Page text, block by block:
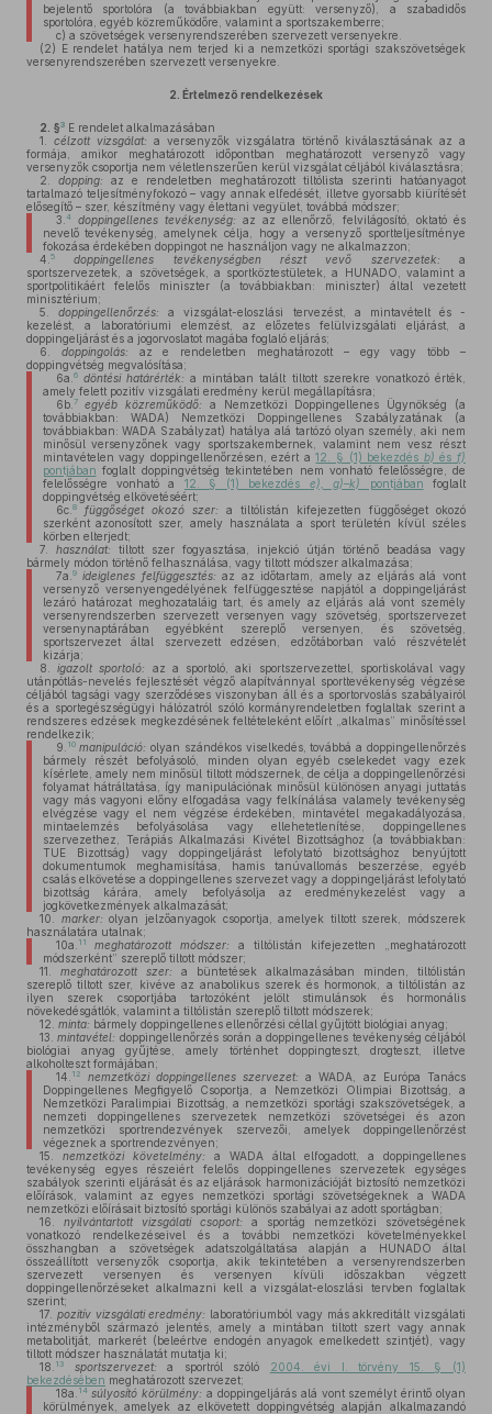
bejelentő sportolóra (a továbbiakban együtt: versenyző), a szabadidős
sportolóra, egyéb közreműködőre, valamint a sportszakemberre;
c) a szövetségek versenyrendszerében szervezett versenyekre.
(2) E rendelet hatálya nem terjed ki a nemzetközi sportági szakszövetségek
versenyrendszerében szervezett versenyekre.
2. Értelmező rendelkezések
2. §3 E rendelet alkalmazásában
1.
célzott vizsgálat: a versenyzők vizsgálatra történő kiválasztásának az a
formája, amikor meghatározott időpontban meghatározott versenyző vagy
versenyzők csoportja nem véletlenszerűen kerül vizsgálat céljából kiválasztásra;
2.
dopping: az e rendeletben meghatározott tiltólista szerinti hatóanyagot
tartalmazó teljesítményfokozó – vagy annak elfedését, illetve gyorsabb kiürítését
elősegítő – szer, készítmény vagy élettani vegyület, továbbá módszer;
3. 4 doppingellenes tevékenység: az az ellenőrző, felvilágosító, oktató és
nevelő tevékenység, amelynek célja, hogy a versenyző sportteljesítménye
fokozása érdekében doppingot ne használjon vagy ne alkalmazzon;
4. 5 doppingellenes tevékenységben részt vevő szervezetek: a
sportszervezetek, a szövetségek, a sportköztestületek, a HUNADO, valamint a
sportpolitikáért felelős miniszter (a továbbiakban: miniszter) által vezetett
minisztérium;
5.
doppingellenőrzés: a vizsgálat-eloszlási tervezést, a mintavételt és -
kezelést, a laboratóriumi elemzést, az előzetes felülvizsgálati eljárást, a
doppingeljárást és a jogorvoslatot magába foglaló eljárás;
6.
doppingolás: az e rendeletben meghatározott – egy vagy több –
doppingvétség megvalósítása;
6a. 6 döntési határérték: a mintában talált tiltott szerekre vonatkozó érték,
amely felett pozitív vizsgálati eredmény kerül megállapításra;
6b. 7 egyéb közreműködő: a Nemzetközi Doppingellenes Ügynökség (a
továbbiakban: WADA) Nemzetközi Doppingellenes Szabályzatának (a
továbbiakban: WADA Szabályzat) hatálya alá tartózó olyan személy, aki nem
minősül versenyzőnek vagy sportszakembernek, valamint nem vesz részt
mintavételen vagy doppingellenőrzésen, ezért a12. § (1) bekezdés b) ésf)
pontjában foglalt doppingvétség tekintetében nem vonható felelősségre, de
felelősségre vonható a 12. § (1) bekezdés e), g)–k) pontjában foglalt
doppingvétség elkövetéséért;
6c. 8 függőséget okozó szer: a tiltólistán kifejezetten függőséget okozó
szerként azonosított szer, amely használata a sport területén kívül széles
körben elterjedt;
7.
használat: tiltott szer fogyasztása, injekció útján történő beadása vagy
bármely módon történő felhasználása, vagy tiltott módszer alkalmazása;
7a. 9 ideiglenes felfüggesztés: az az időtartam, amely az eljárás alá vont
versenyző versenyengedélyének felfüggesztése napjától a doppingeljárást
lezáró határozat meghozataláig tart, és amely az eljárás alá vont személy
versenyrendszerben szervezett versenyen vagy szövetség, sportszervezet
versenynaptárában egyébként szereplő versenyen, és szövetség,
sportszervezet által szervezett edzésen, edzőtáborban való részvételét
kizárja;
8.
igazolt sportoló:
az a sportoló, aki sportszervezettel, sportiskolával vagy
utánpótlás-nevelés fejlesztését végző alapítvánnyal sporttevékenység végzése
céljából tagsági vagy szerződéses viszonyban áll és a sportorvoslás szabályairól
és a sportegészségügyi hálózatról szóló kormányrendeletben foglaltak szerint a
rendszeres edzések megkezdésének feltételeként előírt „alkalmas” minősítéssel
rendelkezik;
9. 10 manipuláció: olyan szándékos viselkedés, továbbá a doppingellenőrzés
bármely részét befolyásoló, minden olyan egyéb cselekedet vagy ezek
kísérlete, amely nem minősül tiltott módszernek, de célja a doppingellenőrzési
folyamat hátráltatása, így manipulációnak minősül különösen anyagi juttatás
vagy más vagyoni előny elfogadása vagy felkínálása valamely tevékenység
elvégzése vagy el nem végzése érdekében, mintavétel megakadályozása,
mintaelemzés befolyásolása vagy ellehetetlenítése, doppingellenes
szervezethez, Terápiás Alkalmazási Kivétel Bizottsághoz (a továbbiakban:
TUE Bizottság) vagy doppingeljárást lefolytató bizottsághoz benyújtott
dokumentumok meghamisítása, hamis tanúvallomás beszerzése, egyéb
csalás elkövetése a doppingellenes szervezet vagy a doppingeljárást lefolytató
bizottság kárára, amely befolyásolja az eredménykezelést vagy a
jogkövetkezmények alkalmazását;
10.
marker: olyan jelzőanyagok csoportja, amelyek tiltott szerek, módszerek
használatára utalnak;
10a. 11 meghatározott módszer:
a tiltólistán kifejezetten „meghatározott
módszerként” szereplő tiltott módszer;
11.
meghatározott szer: a büntetések alkalmazásában minden, tiltólistán
szereplő tiltott szer, kivéve az anabolikus szerek és hormonok, a tiltólistán az
ilyen szerek csoportjába tartozóként jelölt stimulánsok és hormonális
növekedésgátlók, valamint a tiltólistán szereplő tiltott módszerek;
12. minta: bármely doppingellenes ellenőrzési céllal gyűjtött biológiai anyag;
13.
mintavétel: doppingellenőrzés során a doppingellenes tevékenység céljából
biológiai anyag gyűjtése, amely történhet doppingteszt, drogteszt, illetve
alkoholteszt formájában;
14. 12 nemzetközi doppingellenes szervezet: a WADA, az Európa Tanács
Doppingellenes Megfigyelő Csoportja, a Nemzetközi Olimpiai Bizottság, a
Nemzetközi Paralimpiai Bizottság, a nemzetközi sportági szakszövetségek, a
nemzeti doppingellenes szervezetek nemzetközi szövetségei és azon
nemzetközi sportrendezvények szervezői, amelyek doppingellenőrzést
végeznek a sportrendezvényen;
15.
nemzetközi követelmény: a WADA által elfogadott, a doppingellenes
tevékenység egyes részeiért felelős doppingellenes szervezetek egységes
szabályok szerinti eljárását és az eljárások harmonizációját biztosító nemzetközi
előírások, valamint az egyes nemzetközi sportági szövetségeknek a WADA
nemzetközi előírásait biztosító sportági különös szabályai az adott sportágban;
16.
nyilvántartott vizsgálati csoport: a sportág nemzetközi szövetségének
vonatkozó rendelkezéseivel és a további nemzetközi követelményekkel
összhangban a szövetségek adatszolgáltatása alapján a HUNADO által
összeállított versenyzők csoportja, akik tekintetében a versenyrendszerben
szervezett versenyen és versenyen kívüli időszakban végzett
doppingellenőrzéseket alkalmazni kell a vizsgálat-eloszlási tervben foglaltak
szerint;
17. pozitív vizsgálati eredmény: laboratóriumból vagy más akkreditált vizsgálati
intézményből származó jelentés, amely a mintában tiltott szert vagy annak
metabolitját, markerét (beleértve endogén anyagok emelkedett szintjét), vagy
tiltott módszer használatát mutatja ki;
18. 13 sportszervezet: a sportról szóló
2004. évi I. törvény 15. § (1)
bekezdésében meghatározott szervezet;
18a. 14 súlyosító körülmény: a doppingeljárás alá vont személyt érintő olyan
körülmények, amelyek az elkövetett doppingvétség alapján alkalmazandó